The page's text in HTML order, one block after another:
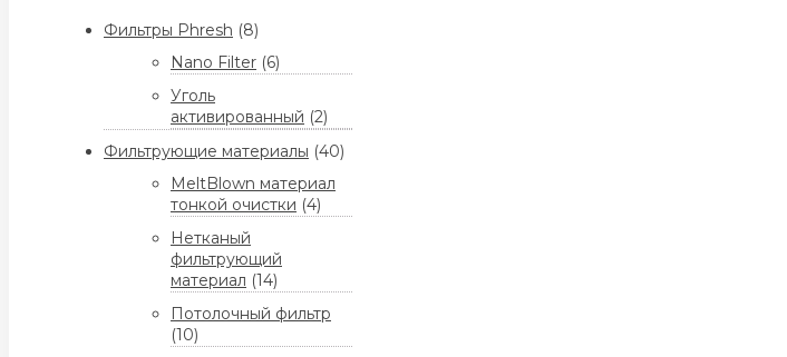
Фильтры Phresh (8)
Nano Filter (6)
Уголь
активированный (2)
Фильтрующие материалы (40)
MeltBlown материал
тонкой очистки (4)
Нетканый
фильтрующий
материал (14)
Потолочный фильтр
(10)